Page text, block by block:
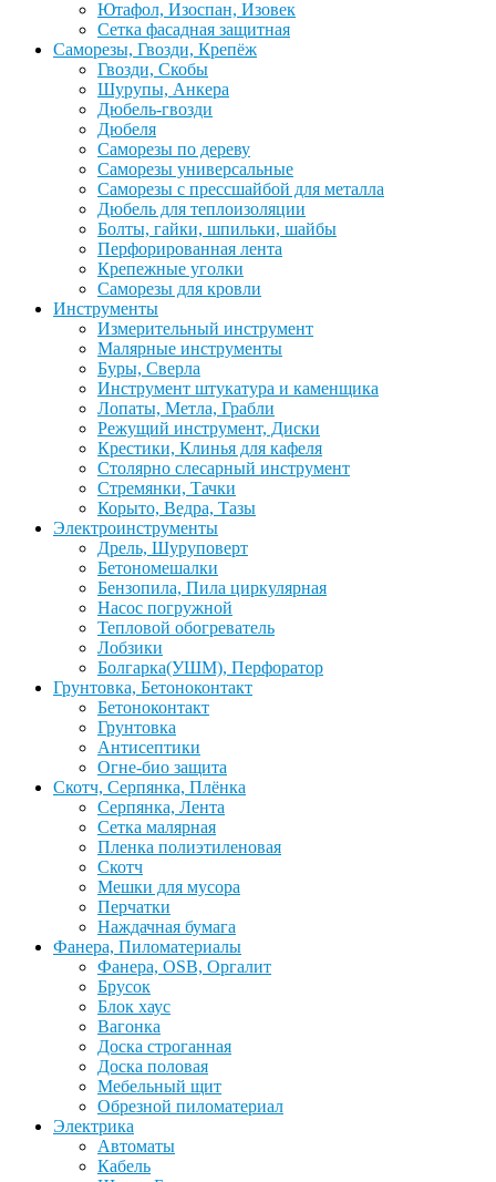
Ютафол, Изоспан, Изовек
Сетка фасадная защитная
Саморезы, Гвозди, Крепёж
Гвозди, Скобы
Шурупы, Анкера
Дюбель-гвозди
Дюбеля
Саморезы по дереву
Саморезы универсальные
Саморезы с прессшайбой для металла
Дюбель для теплоизоляции
Болты, гайки, шпильки, шайбы
Перфорированная лента
Крепежные уголки
Саморезы для кровли
Инструменты
Измерительный инструмент
Малярные инструменты
Буры, Сверла
Инструмент штукатура и каменщика
Лопаты, Метла, Грабли
Режущий инструмент, Диски
Крестики, Клинья для кафеля
Столярно слесарный инструмент
Стремянки, Тачки
Корыто, Ведра, Тазы
Электроинструменты
Дрель, Шуруповерт
Бетономешалки
Бензопила, Пила циркулярная
Насос погружной
Тепловой обогреватель
Лобзики
Болгарка(УШМ), Перфоратор
Грунтовка, Бетоноконтакт
Бетоноконтакт
Грунтовка
Антисептики
Огне-био защита
Скотч, Серпянка, Плёнка
Серпянка, Лента
Сетка малярная
Пленка полиэтиленовая
Скотч
Мешки для мусора
Перчатки
Наждачная бумага
Фанера, Пиломатериалы
Фанера, OSB, Оргалит
Брусок
Блок хаус
Вагонка
Доска строганная
Доска половая
Мебельный щит
Обрезной пиломатериал
Электрика
Автоматы
Кабель